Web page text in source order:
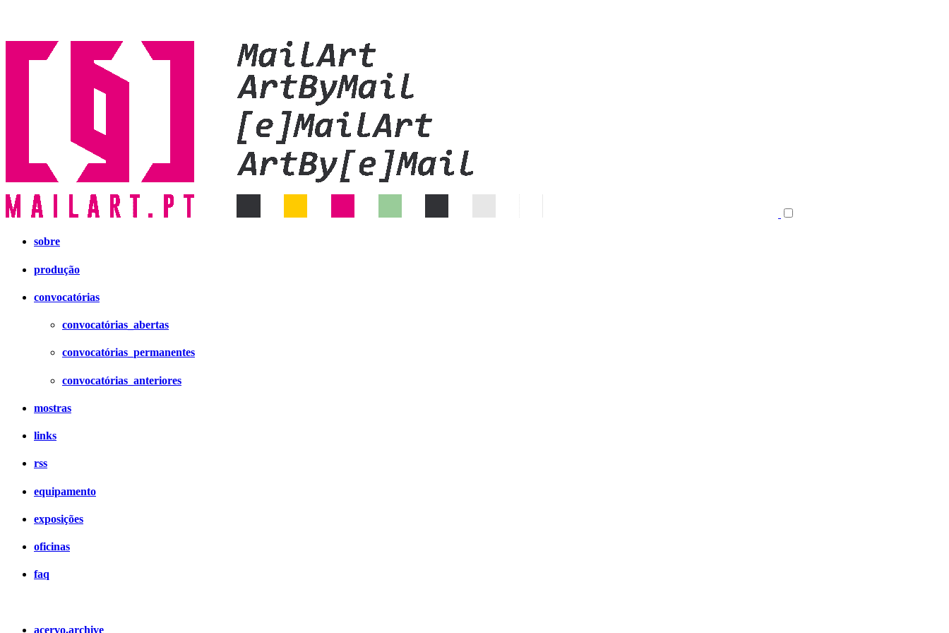
sobre
produção
convocatórias
convocatórias_abertas
convocatórias_permanentes
convocatórias_anteriores
mostras
links
rss
equipamento
exposições
oficinas
faq
acervo.archive